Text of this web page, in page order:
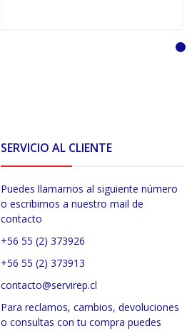
SERVICIO AL CLIENTE
Puedes llamarnos al siguiente número
o escribirnos a nuestro mail de
contacto
+56 55 (2) 373926
+56 55 (2) 373913
contacto@servirep.cl
Para reclamos, cambios, devoluciones
o consultas con tu compra puedes